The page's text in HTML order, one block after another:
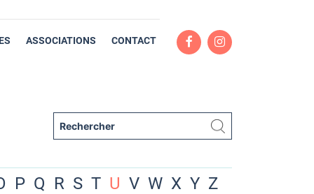
ASSOCIATIONS CONTACT
P Q R S T U V W X Y Z